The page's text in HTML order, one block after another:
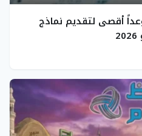
موعداً أقصى لتقديم نماذج